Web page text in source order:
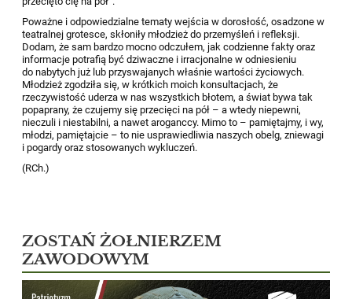
Poważne i odpowiedzialne tematy wejścia w dorosłość, osadzone w
teatralnej grotesce, skłoniły młodzież do przemyśleń i refleksji.
Dodam, że sam bardzo mocno odczułem, jak codzienne fakty oraz
informacje potrafią być dziwaczne i irracjonalne w odniesieniu
do nabytych już lub przyswajanych właśnie wartości życiowych.
Młodzież zgodziła się, w krótkich moich konsultacjach, że
rzeczywistość uderza w nas wszystkich błotem, a świat bywa tak
popaprany, że czujemy się przecięci na pół – a wtedy niepewni,
nieczuli i niestabilni, a nawet aroganccy. Mimo to – pamiętajmy, i wy,
młodzi, pamiętajcie – to nie usprawiedliwia naszych obelg, zniewagi
i pogardy oraz stosowanych wykluczeń.
(RCh.)
ZOSTAŃ ŻOŁNIERZEM
ZAWODOWYM